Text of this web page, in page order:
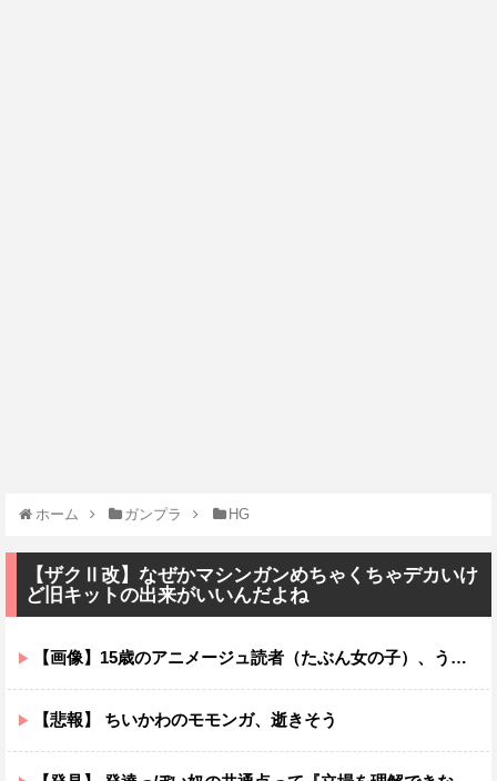
ホーム ガンプラ HG
【ザクⅡ改】なぜかマシンガンめちゃくちゃデカいけ
ど旧キットの出来がいいんだよね
【画像】15歳のアニメージュ読者（たぶん女の子）、うっかりガンダム富野に質問してしまい無事に『反米』思想を叩き込まれる…
【悲報】 ちいかわのモモンガ、逝きそう